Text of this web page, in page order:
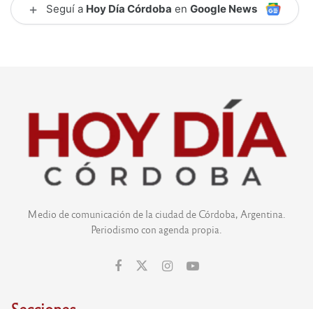
+ Seguí a Hoy Día Córdoba en Google News
Medio de comunicación de la ciudad de Córdoba, Argentina.
Periodismo con agenda propia.